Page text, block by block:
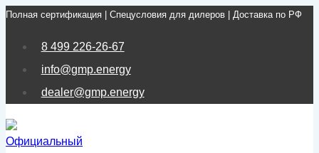
Перейти
Полная сертификация | Спецусловия для дилеров | Доставка по РФ
8 499 226-26-67
info@gmp.energy
dealer@gmp.energy